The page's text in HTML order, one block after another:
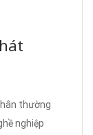
thường
nghiệp